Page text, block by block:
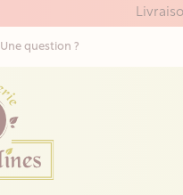
Une question ?